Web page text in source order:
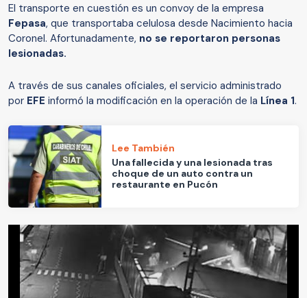
El transporte en cuestión es un convoy de la empresa
Fepasa, que transportaba celulosa desde Nacimiento hacia
Coronel. Afortunadamente, no se reportaron personas
lesionadas.
A través de sus canales oficiales, el servicio administrado
por EFE informó la modificación en la operación de la Línea 1.
Lee También
Una fallecida y una lesionada tras
choque de un auto contra un
restaurante en Pucón